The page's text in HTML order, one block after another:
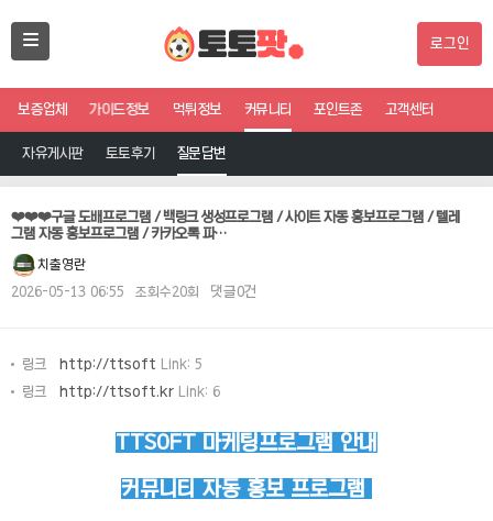
로그인
보증업체 가이드정보 먹튀정보 커뮤니티 포인트존 고객센터
자유게시판 토토후기 질문답변
❤️❤️❤️구글 도배프로그램 / 백링크 생성프로그램 / 사이트 자동 홍보프로그램 / 텔레
그램 자동 홍보프로그램 / 카카오톡 파…
치출영란
2026-05-13 06:55 조회수20회 댓글0건
링크 http://ttsoft Link: 5
링크 http://ttsoft.kr Link: 6
TTSOFT 마케팅프로그램 안내
커뮤니티 자동 홍보 프로그램